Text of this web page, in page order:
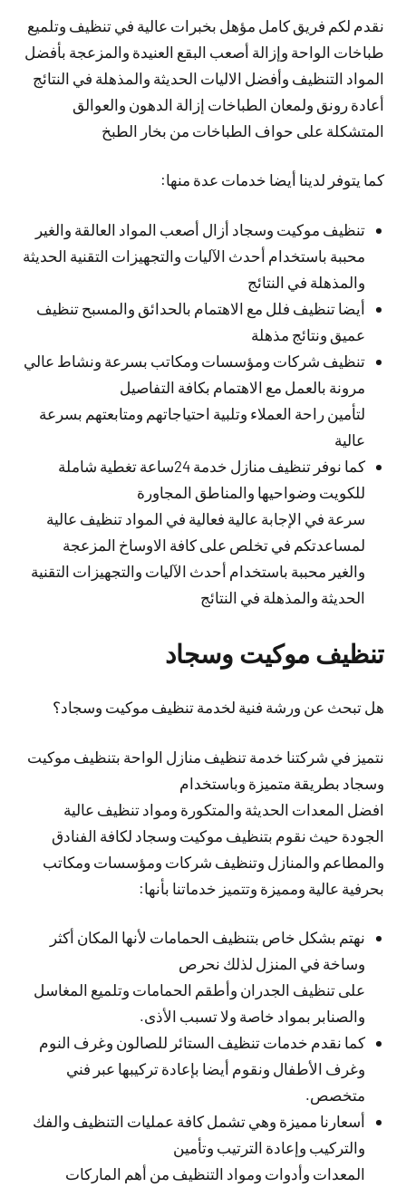
نقدم لكم فريق كامل مؤهل بخبرات عالية في تنظيف وتلميع
طباخات الواحة وإزالة أصعب البقع العنيدة والمزعجة بأفضل
المواد التنظيف وأفضل الاليات الحديثة والمذهلة في النتائج
أعادة رونق ولمعان الطباخات إزالة الدهون والعوالق
المتشكلة على حواف الطباخات من بخار الطبخ
كما يتوفر لدينا أيضا خدمات عدة منها:
تنظيف موكيت وسجاد أزال أصعب المواد العالقة والغير
محببة باستخدام أحدث الآليات والتجهيزات التقنية الحديثة
والمذهلة في النتائج
أيضا تنظيف فلل مع الاهتمام بالحدائق والمسبح تنظيف
عميق ونتائج مذهلة
تنظيف شركات ومؤسسات ومكاتب بسرعة ونشاط عالي
مرونة بالعمل مع الاهتمام بكافة التفاصيل
لتأمين راحة العملاء وتلبية احتياجاتهم ومتابعتهم بسرعة
عالية
كما نوفر تنظيف منازل خدمة 24ساعة تغطية شاملة
للكويت وضواحيها والمناطق المجاورة
سرعة في الإجابة عالية فعالية في المواد تنظيف عالية
لمساعدتكم في تخلص على كافة الاوساخ المزعجة
والغير محببة باستخدام أحدث الآليات والتجهيزات التقنية
الحديثة والمذهلة في النتائج
تنظيف موكيت وسجاد
هل تبحث عن ورشة فنية لخدمة تنظيف موكيت وسجاد؟
نتميز في شركتنا خدمة تنظيف منازل الواحة بتنظيف موكيت
وسجاد بطريقة متميزة وباستخدام
افضل المعدات الحديثة والمتكورة ومواد تنظيف عالية
الجودة حيث نقوم بتنظيف موكيت وسجاد لكافة الفنادق
والمطاعم والمنازل وتنظيف شركات ومؤسسات ومكاتب
بحرفية عالية ومميزة وتتميز خدماتنا بأنها:
نهتم بشكل خاص بتنظيف الحمامات لأنها المكان أكثر
وساخة في المنزل لذلك نحرص
على تنظيف الجدران وأطقم الحمامات وتلميع المغاسل
والصنابر بمواد خاصة ولا تسبب الأذى.
كما نقدم خدمات تنظيف الستائر للصالون وغرف النوم
وغرف الأطفال ونقوم أيضا بإعادة تركيبها عبر فني
متخصص.
أسعارنا مميزة وهي تشمل كافة عمليات التنظيف والفك
والتركيب وإعادة الترتيب وتأمين
المعدات وأدوات ومواد التنظيف من أهم الماركات